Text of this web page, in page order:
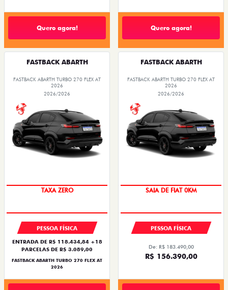
Quero agora! Quero agora!
FASTBACK ABARTH
FASTBACK ABARTH TURBO 270 FLEX AT
2026
2026/2026
SAIA DE FIAT 0KM
PESSOA FÍSICA
ENTRADA DE R$ 118.434,84 +18
PARCELAS DE R$ 3.089,00
FASTBACK ABARTH TURBO 270 FLEX AT
2026
FASTBACK ABARTH
FASTBACK ABARTH TURBO 270 FLEX AT
2026
2026/2026
PREÇO IMPERDÍVEL
PESSOA FÍSICA
De: R$ 183.490,00
R$ 156.390,00